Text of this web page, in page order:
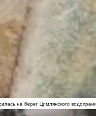
на берег Цимлянского